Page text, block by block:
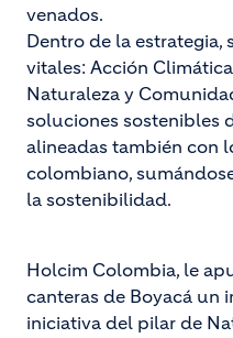
venados.
Dentro de la
vitales: Acción
Naturaleza y
soluciones sostenibles
alineadas también con
colombiano,
la sostenibilidad.
Holcim Colombia, le
canteras de Boyacá un
iniciativa del pilar de